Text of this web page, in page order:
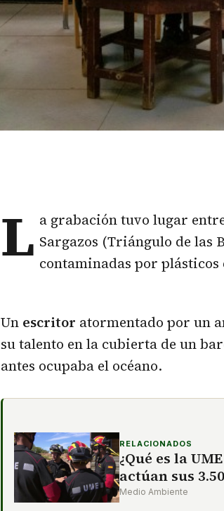
L a grabación tuvo lugar
Sargazos (Triángulo de las
contaminadas por plásticos
Un escritor atormentado por un
su talento en la cubierta de un
antes ocupaba el océano.
RELACIONADOS
¿Qué es la
actúan sus
Medio Ambiente